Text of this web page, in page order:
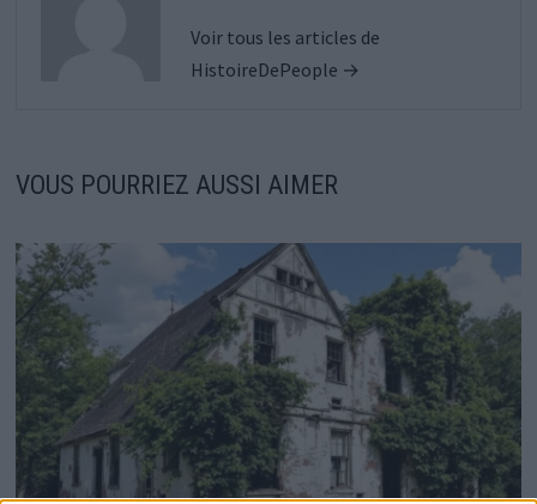
Voir tous les articles de
HistoireDePeople →
VOUS POURRIEZ AUSSI AIMER